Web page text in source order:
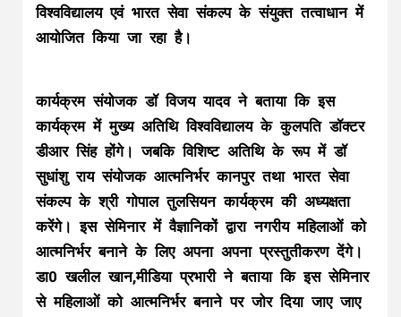
विश्वविद्यालय एवं भारत सेवा संकल्प के संयुक्त तत्वाधान में
आयोजित किया जा रहा है।
कार्यक्रम संयोजक डॉ विजय यादव ने बताया कि इस
कार्यक्रम में मुख्य अतिथि विश्वविद्यालय के कुलपति डॉक्टर
डीआर सिंह होंगे। जबकि विशिष्ट अतिथि के रूप में डॉ
सुधांशु राय संयोजक आत्मनिर्भर कानपुर तथा भारत सेवा
संकल्प के श्री गोपाल तुलसियन कार्यक्रम की अध्यक्षता
करेंगे। इस सेमिनार में वैज्ञानिकों द्वारा नगरीय महिलाओं को
आत्मनिर्भर बनाने के लिए अपना अपना प्रस्तुतीकरण देंगे।
डा0 खलील खान,मीडिया प्रभारी ने बताया कि इस सेमिनार
से महिलाओं को आत्मनिर्भर बनाने पर जोर दिया जाए जाए